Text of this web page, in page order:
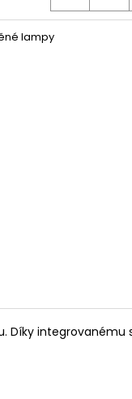
lampy
Díky integrovanému